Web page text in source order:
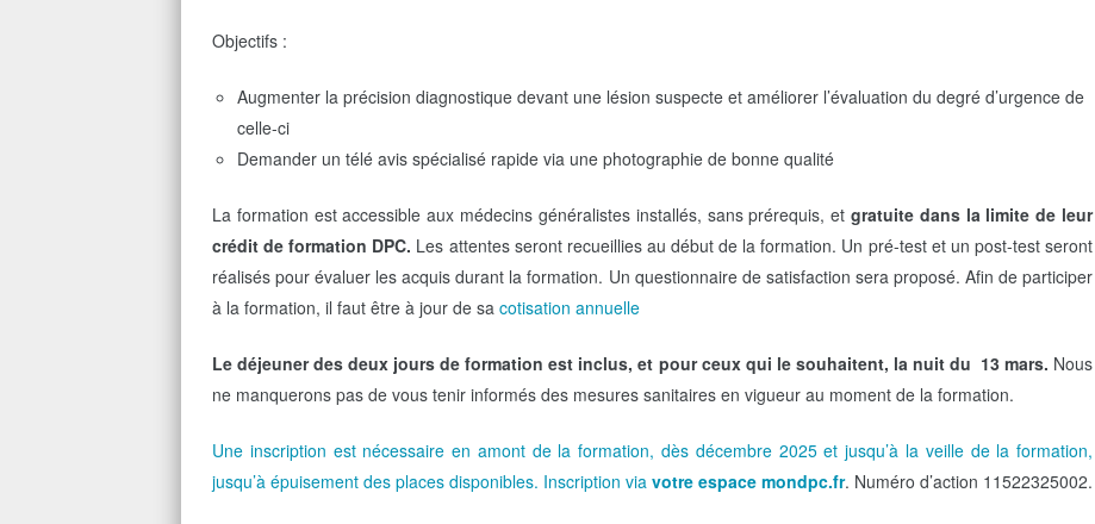
Objectifs :
Augmenter la précision diagnostique devant une lésion suspecte et améliorer l’évaluation du degré d’urgence de
celle-ci
Demander un télé avis spécialisé rapide via une photographie de bonne qualité
La formation est accessible aux médecins généralistes installés, sans prérequis, et gratuite dans la limite de leur
crédit de formation DPC. Les attentes seront recueillies au début de la formation. Un pré-test et un post-test seront
réalisés pour évaluer les acquis durant la formation. Un questionnaire de satisfaction sera proposé. Afin de participer
à la formation, il faut être à jour de sa cotisation annuelle
Le déjeuner des deux jours de formation est inclus, et pour ceux qui le souhaitent, la nuit du 13 mars. Nous
ne manquerons pas de vous tenir informés des mesures sanitaires en vigueur au moment de la formation.
Une inscription est nécessaire en amont de la formation, dès décembre 2025 et jusqu’à la veille de la formation,
jusqu’à épuisement des places disponibles. Inscription via votre espace mondpc.fr. Numéro d’action 11522325002.